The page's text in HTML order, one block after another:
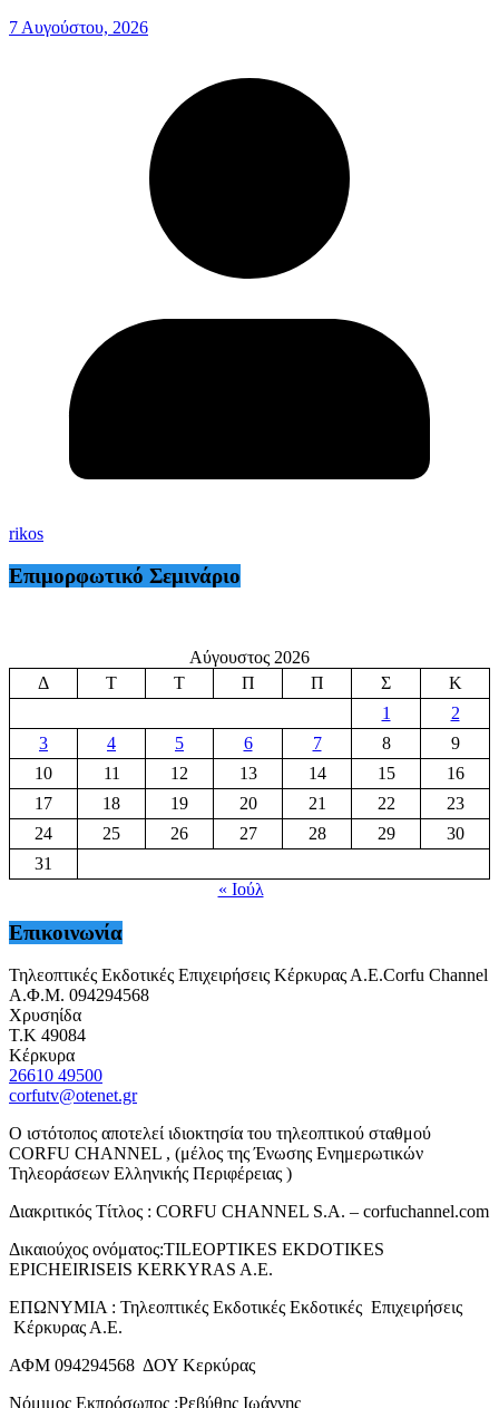
7 Αυγούστου, 2026
rikos
Επιμορφωτικό Σεμινάριο
Αύγουστος 2026
Δ
Τ Τ Π Π Σ
Κ
1
2
3
4 5 6 7 8
9
10
11 12 13 14 15
16
17
18 19 20 21 22
23
24
25 26 27 28 29
30
31
« Ιούλ
Επικοινωνία
Τηλεοπτικές Εκδοτικές Επιχειρήσεις Κέρκυρας Α.Ε.Corfu Channel
Α.Φ.Μ. 094294568
Χρυσηίδα
Τ.Κ 49084
Κέρκυρα
26610 49500
corfutv@otenet.gr
Ο ιστότοπος αποτελεί ιδιοκτησία του τηλεοπτικού σταθμού
CORFU CHANNEL , (μέλος της Ένωσης Ενημερωτικών
Τηλεοράσεων Ελληνικής Περιφέρειας )
Διακριτικός Τίτλος : CORFU CHANNEL S.A. – corfuchannel.com
Δικαιούχος ονόματος:TILEOPTIKES EKDOTIKES
EPICHEIRISEIS KERKYRAS A.E.
ΕΠΩΝΥΜΙΑ : Τηλεοπτικές Εκδοτικές Εκδοτικές Επιχειρήσεις
Κέρκυρας Α.Ε.
ΑΦΜ 094294568 ΔΟΥ Κερκύρας
Νόμιμος Εκπρόσωπος :Ρεβύθης Ιωάννης